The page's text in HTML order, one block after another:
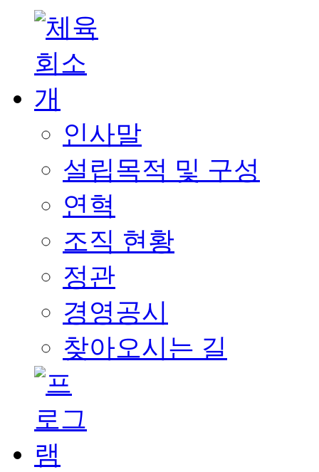
인사말
설립목적 및 구성
연혁
조직 현황
정관
경영공시
찾아오시는 길